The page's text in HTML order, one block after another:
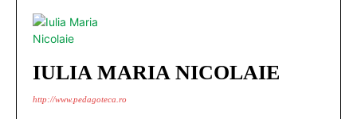
IULIA MARIA NICOLAIE
http://www.pedagoteca.ro